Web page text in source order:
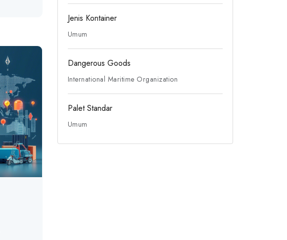
Jenis Kontainer
Umum
Dangerous Goods
International Maritime Organization
Palet Standar
Umum